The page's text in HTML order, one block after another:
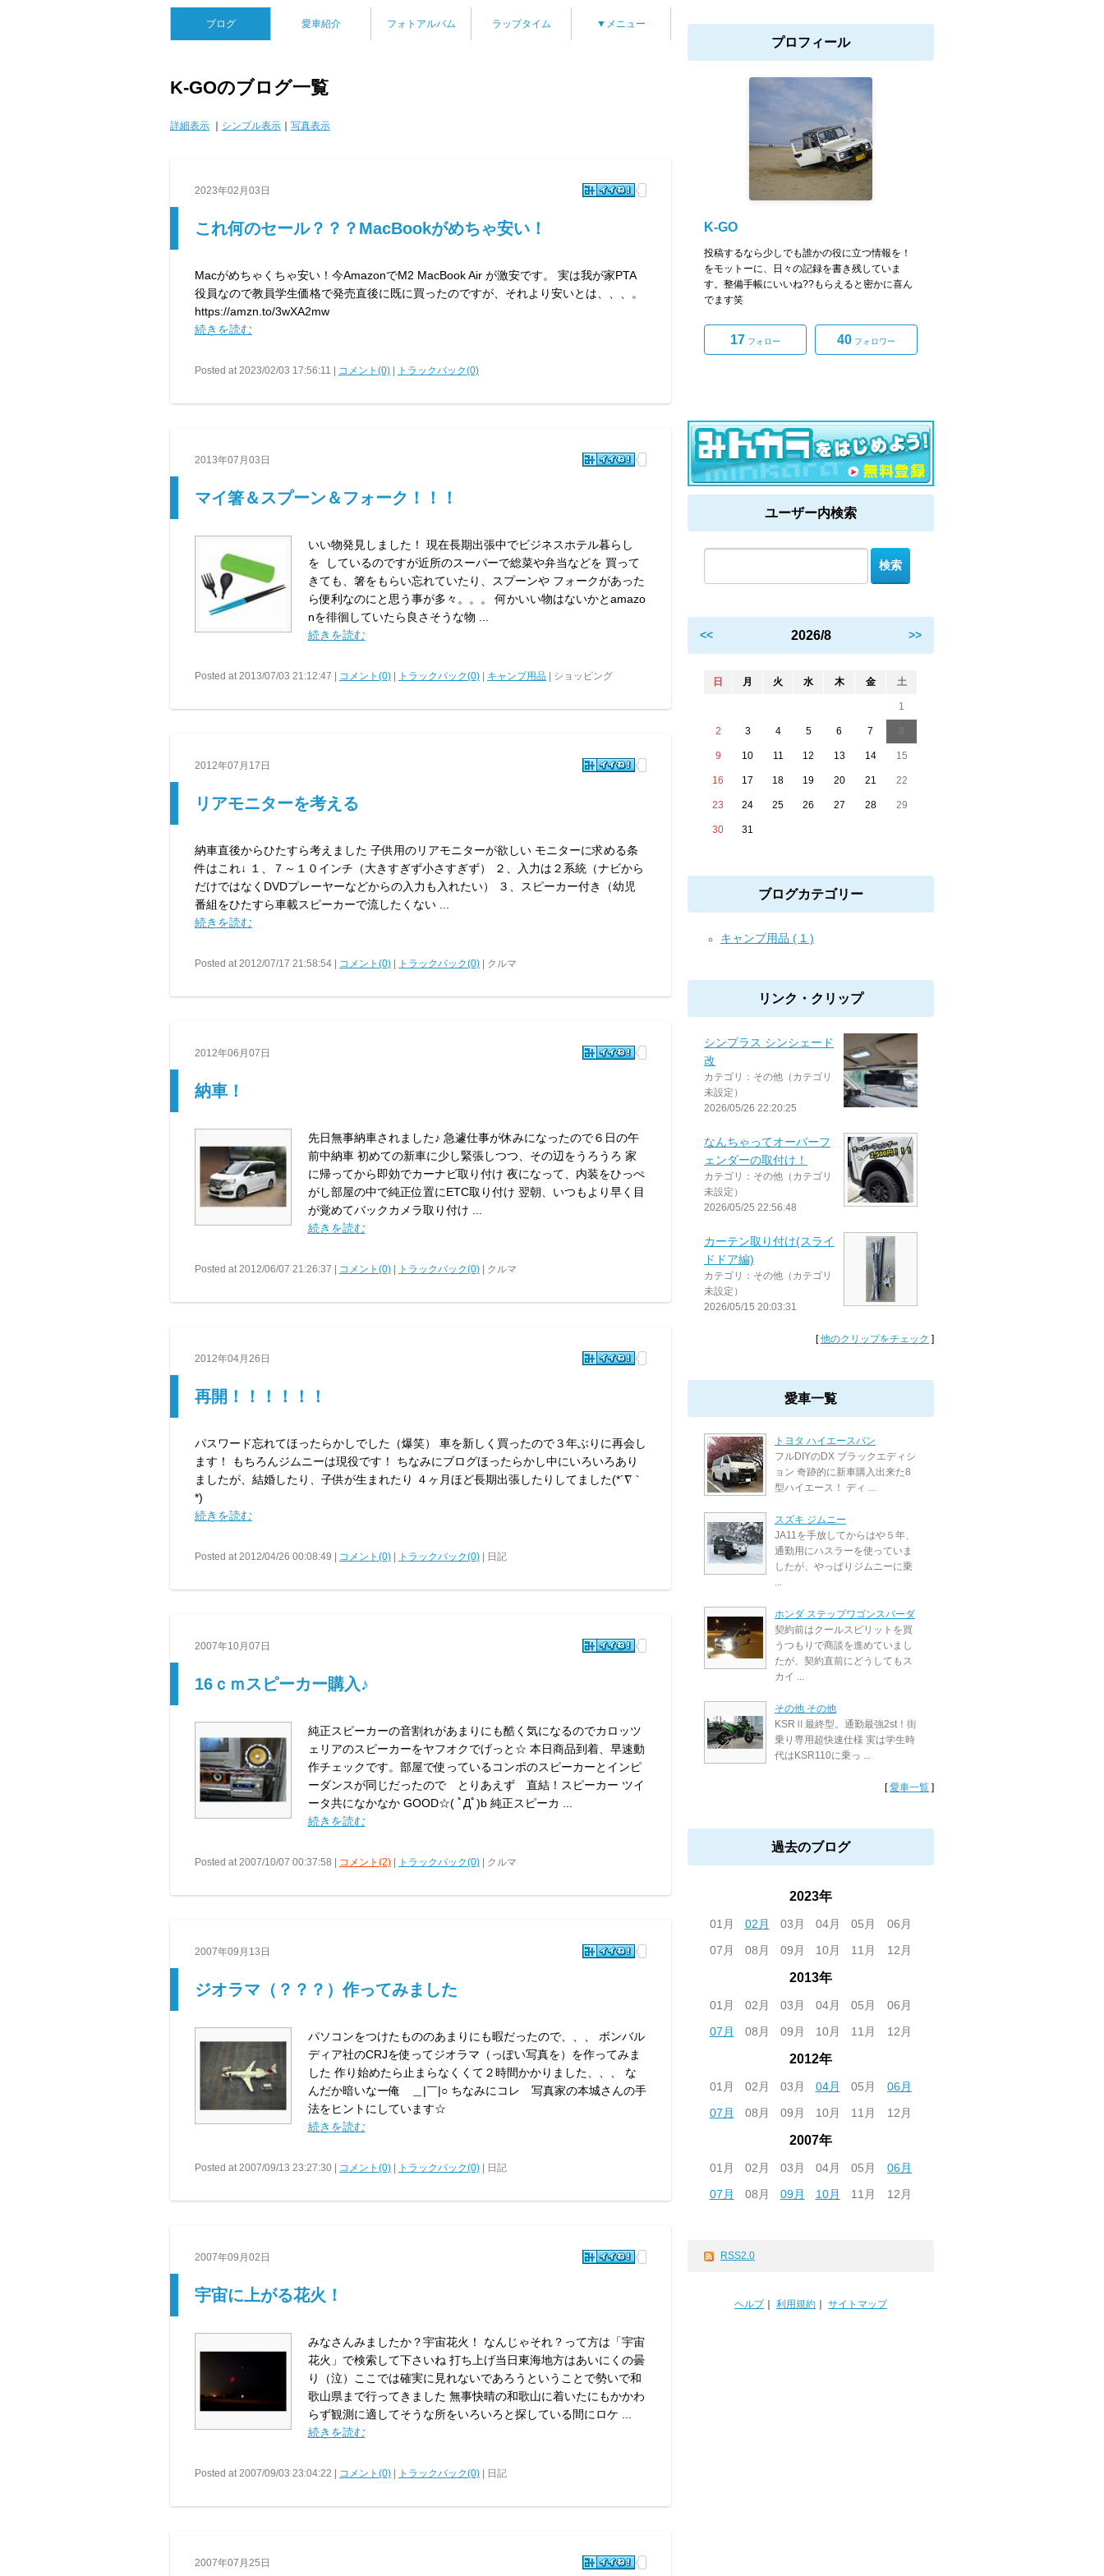
ブログ 愛車紹介 フォトアルバム ラップタイム ▼メニュー
K-GOのブログ一覧
詳細表示 シンプル表示 写真表示
2023年02月03日
これ何のセール？？？MacBookがめちゃ安い！
Macがめちゃくちゃ安い！今AmazonでM2 MacBook Air が激安です。 実は我が家PTA
役員なので教員学生価格で発売直後に既に買ったのですが、それより安いとは、、、。
https://amzn.to/3wXA2mw
続きを読む
Posted at 2023/02/03 17:56:11 | コメント(0) トラックバック(0)
2013年07月03日
マイ箸＆スプーン＆フォーク！！！
いい物発見しました！ 現在長期出張中でビジネスホテル暮らし
を しているのですが近所のスーパーで総菜や弁当などを 買って
きても、箸をもらい忘れていたり、スプーンや フォークがあった
ら便利なのにと思う事が多々。。。 何かいい物はないかとamazo
nを徘徊していたら良さそうな物 ...
続きを読む
Posted at 2013/07/03 21:12:47 | コメント(0) トラックバック(0) キャンプ用品 | ショッピング
2012年07月17日
リアモニターを考える
納車直後からひたすら考えました 子供用のリアモニターが欲しい モニターに求める条
件はこれ↓ １、７～１０インチ（大きすぎず小さすぎず） ２、入力は２系統（ナビから
だけではなくDVDプレーヤーなどからの入力も入れたい） ３、スピーカー付き（幼児
番組をひたすら車載スピーカーで流したくない ...
続きを読む
Posted at 2012/07/17 21:58:54 | コメント(0) トラックバック(0) | クルマ
2012年06月07日
納車！
先日無事納車されました♪ 急遽仕事が休みになったので６日の午
前中納車 初めての新車に少し緊張しつつ、その辺をうろうろ 家
に帰ってから即効でカーナビ取り付け 夜になって、内装をひっぺ
がし部屋の中で純正位置にETC取り付け 翌朝、いつもより早く目
が覚めてバックカメラ取り付け ...
続きを読む
Posted at 2012/06/07 21:26:37 | コメント(0) トラックバック(0) | クルマ
2012年04月26日
再開！！！！！！
パスワード忘れてほったらかしでした（爆笑） 車を新しく買ったので３年ぶりに再会し
ます！ もちろんジムニーは現役です！ ちなみにブログほったらかし中にいろいろあり
ましたが、結婚したり、子供が生まれたり ４ヶ月ほど長期出張したりしてました(*´∇｀
*)
続きを読む
Posted at 2012/04/26 00:08:49 | コメント(0) トラックバック(0) | 日記
2007年10月07日
16ｃｍスピーカー購入♪
純正スピーカーの音割れがあまりにも酷く気になるのでカロッツ
ェリアのスピーカーをヤフオクでげっと☆ 本日商品到着、早速動
作チェックです。部屋で使っているコンポのスピーカーとインピ
ーダンスが同じだったので とりあえず 直結！スピーカー ツイ
ータ共になかなか GOOD☆( ﾟДﾟ)b 純正スピーカ ...
続きを読む
Posted at 2007/10/07 00:37:58 | コメント(2) トラックバック(0) | クルマ
2007年09月13日
ジオラマ（？？？）作ってみました
パソコンをつけたもののあまりにも暇だったので、、、 ボンバル
ディア社のCRJを使ってジオラマ（っぽい写真を）を作ってみま
した 作り始めたら止まらなくくて２時間かかりました、、、 な
んだか暗いなー俺 ＿|￣|○ ちなみにコレ 写真家の本城さんの手
法をヒントにしています☆
続きを読む
Posted at 2007/09/13 23:27:30 | コメント(0) トラックバック(0) | 日記
2007年09月02日
宇宙に上がる花火！
みなさんみましたか？宇宙花火！ なんじゃそれ？って方は「宇宙
花火」で検索して下さいね 打ち上げ当日東海地方はあいにくの曇
り（泣）ここでは確実に見れないであろうということで勢いで和
歌山県まで行ってきました 無事快晴の和歌山に着いたにもかかわ
らず観測に適してそうな所をいろいろと探している間にロケ ...
続きを読む
Posted at 2007/09/03 23:04:22 | コメント(0) トラックバック(0) | 日記
2007年07月25日
プロフィール
K-GO
投稿するなら少しでも誰かの役に立つ情報を！
をモットーに、日々の記録を書き残していま
す。整備手帳にいいね??もらえると密かに喜ん
でます笑
17 フォロー 40 フォロワー
ユーザー内検索
<< 2026/8 >>
日 月 火 水 木 金 土
1
2 3 4 5 6 7
9 10 11 12 13 14 15
16 17 18 19 20 21 22
23 24 25 26 27 28 29
30 31
ブログカテゴリー
キャンプ用品 ( 1 )
リンク・クリップ
シンプラス シンシェード
改
カテゴリ：その他（カテゴリ
未設定）
2026/05/26 22:20:25
なんちゃってオーバーフ
ェンダーの取付け！
カテゴリ：その他（カテゴリ
未設定）
2026/05/25 22:56:48
カーテン取り付け(スライ
ドドア編)
カテゴリ：その他（カテゴリ
未設定）
2026/05/15 20:03:31
[他のクリップをチェック ]
愛車一覧
トヨタ ハイエースバン
フルDIYのDX ブラックエディシ
ョン 奇跡的に新車購入出来た8
型ハイエース！ ディ ...
スズキ ジムニー
JA11を手放してからはや５年、
通勤用にハスラーを使っていま
したが、やっぱりジムニーに乗
...
ホンダ ステップワゴンスパーダ
契約前はクールスピリットを買
うつもりで商談を進めていまし
たが、契約直前にどうしてもス
カイ ...
その他 その他
KSRⅡ最終型。通勤最強2st！街
乗り専用超快速仕様 実は学生時
代はKSR110に乗っ ...
[愛車一覧 ]
過去のブログ
2023年
01月 02月 03月 04月 05月
06月
07月
08月 09月 10月 11月 12月
2013年
01月 02月 03月 04月 05月
06月
07月
08月 09月 10月 11月 12月
2012年
01月 02月 03月 04月 05月
06月
07月
08月 09月 10月 11月 12月
2007年
01月 02月 03月 04月 05月
06月
07月
08月 09月 10月 11月 12月
RSS2.0
ヘルプ｜ 利用規約 サイトマップ